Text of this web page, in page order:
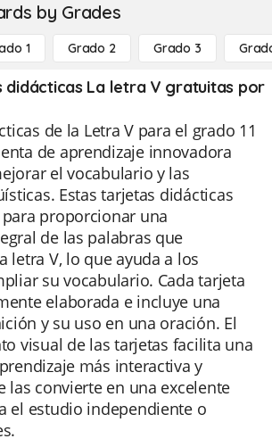
by Grades
1 Grado 2 Grado 3
La letra V gratuitas por
de la Letra V para el grado 11
de aprendizaje innovadora
el vocabulario y las
Estas tarjetas didácticas
proporcionar una
de las palabras que
letra V, lo que ayuda a los
su vocabulario. Cada tarjeta
elaborada e incluye una
y su uso en una oración. El
visual de las tarjetas facilita una
más interactiva y
las convierte en una excelente
el estudio independiente o